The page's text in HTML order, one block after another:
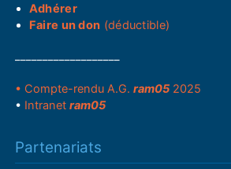
Adhérer
Faire un don (déductible)
• Compte-rendu A.G.ram05 2025
• Intranetram05
Partenariats